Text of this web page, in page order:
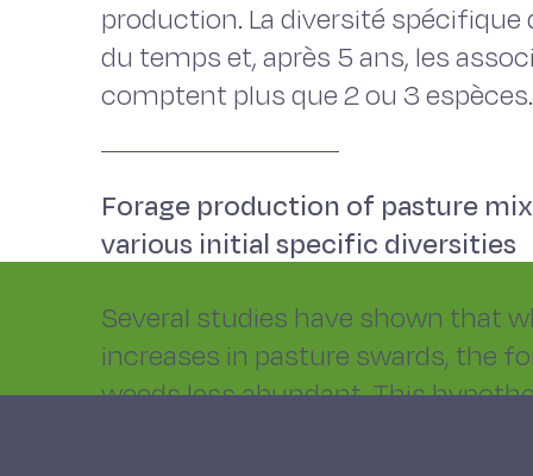
production. La diversité
du temps et, après 5 ans, les
comptent plus que 2 ou 3 espèces.
Forage production of pasture
various initial specific diversities
Several studies have shown that
increases in pasture swards, the
weeds less abundant. This